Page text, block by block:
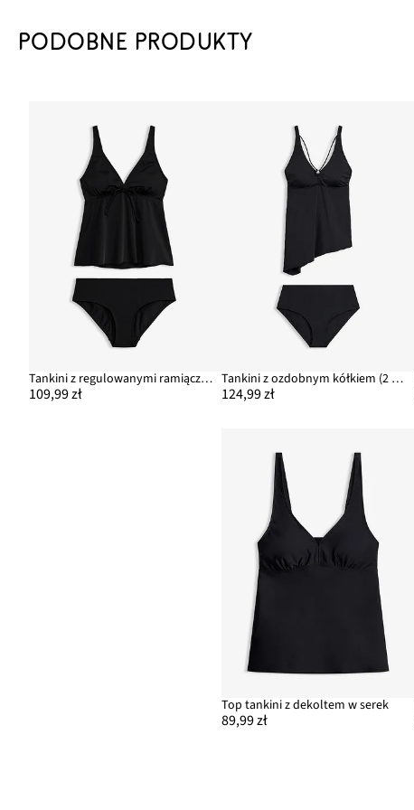
PODOBNE PRODUKTY
Tankini z regulowanymi ramiączkami (2 części)
109,99 zł
Tankini z ozdobnym kółkiem (2 części)
124,99 zł
Top tankini z dekoltem w serek
89,99 zł